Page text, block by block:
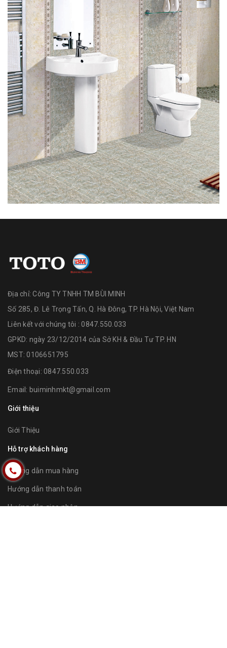
Địa chỉ:Công TY TNHH TM BÙI MINH
Số 285, Đ. Lê Trọng Tấn, Q. Hà Đông, TP. Hà Nội, Việt Nam
Liên kết với chúng tôi : 0847.550.033
GPKD: ngày 23/12/2014 của Sở KH & Đầu Tư TP. HN
MST: 0106651795
Điện thoại: 0847.550.033
Email: buiminhmkt@gmail.com
Giới thiệu
Giới Thiệu
Hỗ trợ khách hàng
Hướng dẫn mua hàng
Hướng dẫn thanh toán
Hướng dẫn giao nhận